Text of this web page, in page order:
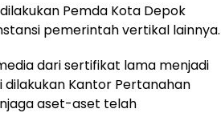
Pemda Kota Depok
pemerintah vertikal lainnya.
dari sertifikat lama menjadi
Kantor Pertanahan
aset-aset telah